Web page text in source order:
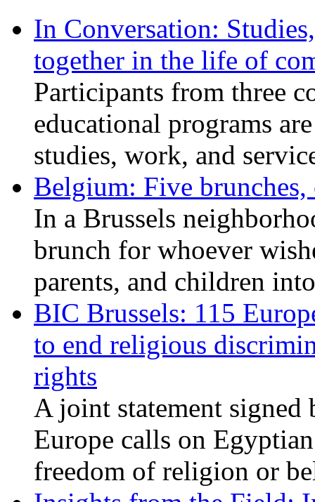
In Conversation:
together in the life of
Participants from three
educational programs
studies, work, and
Belgium: Five
In a Brussels
brunch for whoever
parents, and children
BIC Brussels: 115
to end religious
rights
A joint statement signed
Europe calls on
freedom of religion or